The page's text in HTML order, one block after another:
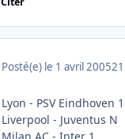
Posté(e) le 1 avril 2005
Lyon - PSV Eindhoven 1
Liverpool - Juventus N